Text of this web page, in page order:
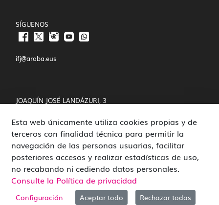
SÍGUENOS
ifj@araba.eus
JOAQUÍN JOSÉ LANDÁZURI, 3
01008 VITORIA-GASTEIZ
POLÍTICA DE COOKIES Y PRIVACIDAD
CANAL DE DENUNCIAS
Esta web únicamente utiliza cookies propias y de
terceros con finalidad técnica para permitir la
navegación de las personas usuarias, facilitar
posteriores accesos y realizar estadísticas de uso,
no recabando ni cediendo datos personales.
Consulte la Política de privacidad
Configuración Aceptar todo Rechazar todas